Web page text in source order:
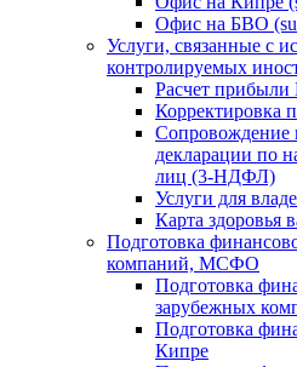
Офис на БВО
Услуги, связанные с
контролируемых
Расчет
Сопровождение
декларации по
лиц (3-НДФЛ)
Услуги для
Карта здоровья
Подготовка
компаний, МСФО
Подготовка
зарубежных
Подготовка
Кипре